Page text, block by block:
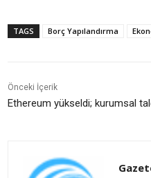
TAGS Borç Yapılandırma
Önceki İçerik
Ethereum yükseldi; kurumsal